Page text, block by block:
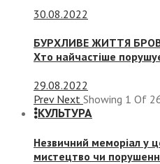
30.08.2022
БУРХЛИВЕ ЖИТТЯ
Хто найчастіше
29.08.2022
Prev Next Showing 1 Of
КУЛЬТУРА
Незвичний меморіал у
мистецтво чи